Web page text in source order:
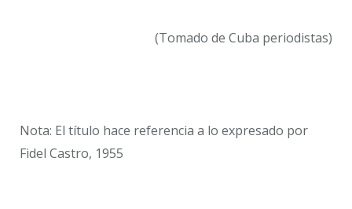
(Tomado de Cuba periodistas)
Nota: El título hace referencia a lo expresado por
Fidel Castro, 1955